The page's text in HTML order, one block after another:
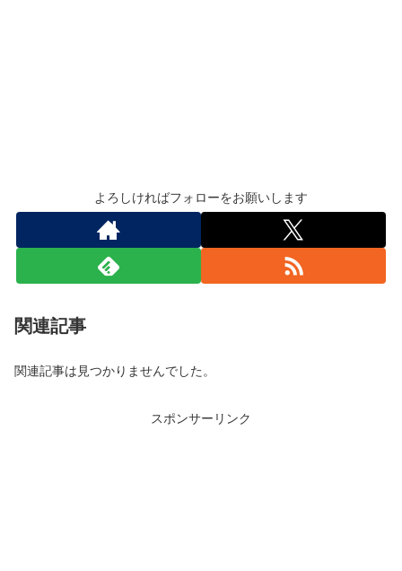
よろしければフォローをお願いします
関連記事
関連記事は見つかりませんでした。
スポンサーリンク